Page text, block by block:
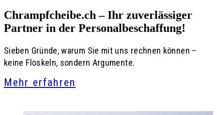
Chrampfcheibe.ch – Ihr zuverlässiger
Partner in der Personalbeschaffung!
Sieben Gründe, warum Sie mit uns rechnen können –
keine Floskeln, sondern Argumente.
Mehr erfahren